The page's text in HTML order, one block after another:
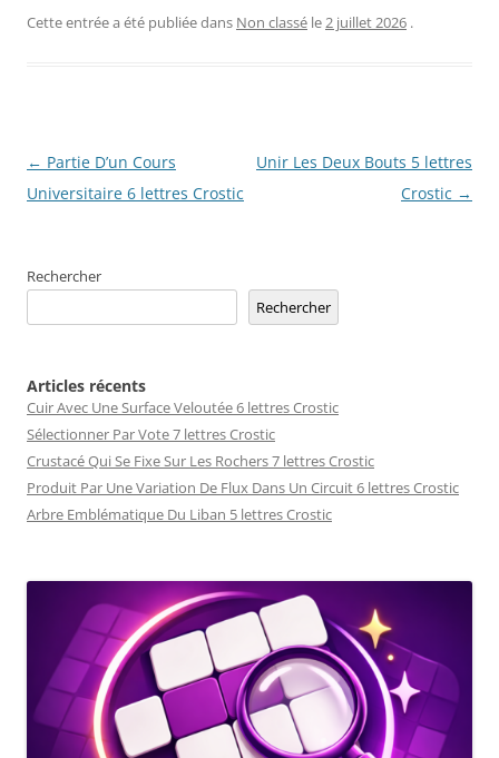
Cette entrée a été publiée dans Non classé le2 juillet 2026 .
Navigation
des
← Partie D’un Cours
Universitaire 6 lettres Crostic
Unir Les Deux Bouts 5 lettres
Crostic →
Rechercher
Rechercher
Articles récents
Cuir Avec Une Surface Veloutée 6 lettres Crostic
Sélectionner Par Vote 7 lettres Crostic
Crustacé Qui Se Fixe Sur Les Rochers 7 lettres Crostic
Produit Par Une Variation De Flux Dans Un Circuit 6 lettres Crostic
Arbre Emblématique Du Liban 5 lettres Crostic